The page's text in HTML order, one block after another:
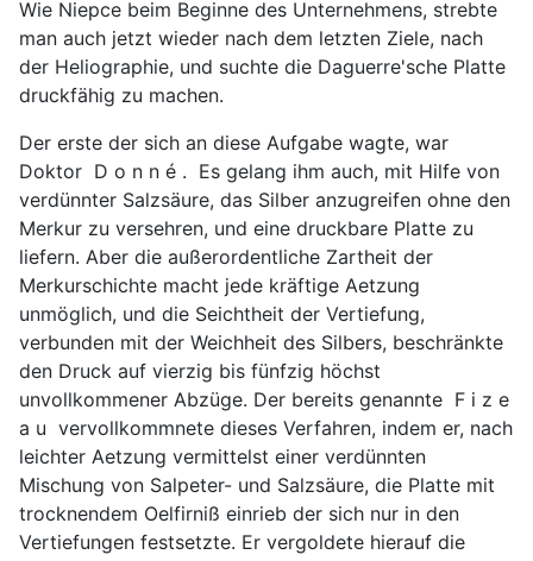
Wie Niepce beim Beginne des Unternehmens, strebte
man auch jetzt wieder nach dem letzten Ziele, nach
der Heliographie, und suchte die Daguerre'sche Platte
druckfähig zu machen.
Der erste der sich an diese Aufgabe wagte, war
Doktor D o n n é . Es gelang ihm auch, mit Hilfe von
verdünnter Salzsäure, das Silber anzugreifen ohne den
Merkur zu versehren, und eine druckbare Platte zu
liefern. Aber die außerordentliche Zartheit der
Merkurschichte macht jede kräftige Aetzung
unmöglich, und die Seichtheit der Vertiefung,
verbunden mit der Weichheit des Silbers, beschränkte
den Druck auf vierzig bis fünfzig höchst
unvollkommener Abzüge. Der bereits genannte F i z e
a u vervollkommnete dieses Verfahren, indem er, nach
leichter Aetzung vermittelst einer verdünnten
Mischung von Salpeter- und Salzsäure, die Platte mit
trocknendem Oelfirniß einrieb der sich nur in den
Vertiefungen festsetzte. Er vergoldete hierauf die